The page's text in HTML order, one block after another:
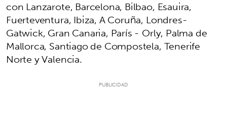
con Lanzarote, Barcelona, Bilbao, Esauira,
Fuerteventura, Ibiza, A Coruña, Londres-
Gatwick, Gran Canaria, París - Orly, Palma de
Mallorca, Santiago de Compostela, Tenerife
Norte y Valencia.